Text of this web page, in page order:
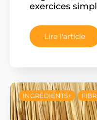
exercices
Lire l'article
INGRÉDIENTS+